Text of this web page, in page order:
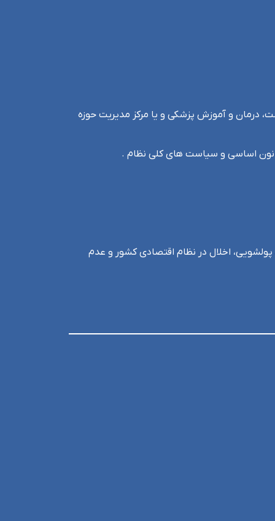
درمان و آموزش پزشکی و یا مرکز مدیریت حوزه
پولشویی، اخلال در نظام اقتصادی کشور و عدم